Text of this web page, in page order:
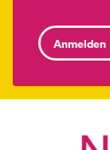
Anmelden